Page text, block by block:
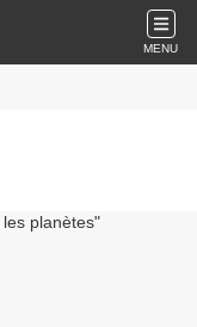
MENU